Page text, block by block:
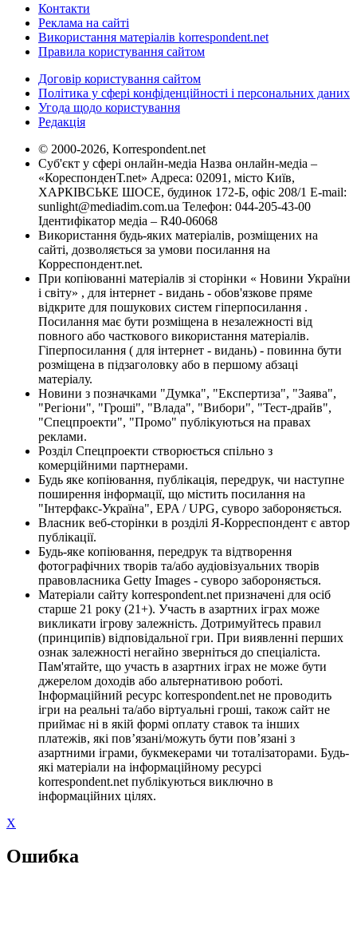
Контакти
Реклама на сайті
Використання матеріалів korrespondent.net
Правила користування сайтом
Договір користування сайтом
Політика у сфері конфіденційності і персональних даних
Угода щодо користування
Редакція
© 2000-2026, Korrespondent.net
Суб'єкт у сфері онлайн-медіа Назва онлайн-медіа –
«КореспонденТ.net» Адреса: 02091, місто Київ,
ХАРКІВСЬКЕ ШОСЕ, будинок 172-Б, офіс 208/1 E-mail:
sunlight@mediadim.com.ua Телефон: 044-205-43-00
Ідентифікатор медіа – R40-06068
Використання будь-яких матеріалів, розміщених на
сайті, дозволяється за умови посилання на
Корреспондент.net.
При копіюванні матеріалів зі сторінки « Новини України
і світу» , для інтернет - видань - обов'язкове пряме
відкрите для пошукових систем гіперпосилання .
Посилання має бути розміщена в незалежності від
повного або часткового використання матеріалів.
Гіперпосилання ( для інтернет - видань) - повинна бути
розміщена в підзаголовку або в першому абзаці
матеріалу.
Новини з позначками "Думка", "Експертиза", "Заява",
"Регіони", "Гроші", "Влада", "Вибори", "Тест-драйв",
"Спецпроекти", "Промо" публікуються на правах
реклами.
Розділ Спецпроекти створюється спільно з
комерційними партнерами.
Будь яке копіювання, публікація, передрук, чи наступне
поширення інформації, що містить посилання на
"Інтерфакс-Україна", EPA / UPG, суворо забороняється.
Власник веб-сторінки в розділі Я-Корреспондент є автор
публікації.
Будь-яке копіювання, передрук та відтворення
фотографічних творів та/або аудіовізуальних творів
правовласника Getty Images - суворо забороняється.
Матеріали сайту korrespondent.net призначені для осіб
старше 21 року (21+). Участь в азартних іграх може
викликати ігрову залежність. Дотримуйтесь правил
(принципів) відповідальної гри. При виявленні перших
ознак залежності негайно зверніться до спеціаліста.
Пам'ятайте, що участь в азартних іграх не може бути
джерелом доходів або альтернативою роботі.
Інформаційний ресурс korrespondent.net не проводить
ігри на реальні та/або віртуальні гроші, також сайт не
приймає ні в якій формі оплату ставок та інших
платежів, які пов’язані/можуть бути пов’язані з
азартними іграми, букмекерами чи тоталізаторами. Будь-
які матеріали на інформаційному ресурсі
korrespondent.net публікуються виключно в
інформаційних цілях.
X
Ошибка